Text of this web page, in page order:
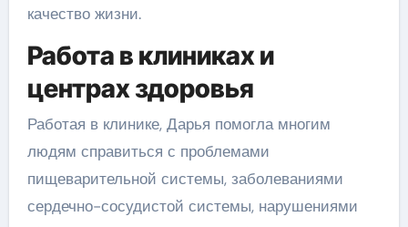
качество жизни.
Работа в клиниках и
центрах здоровья
Работая в клинике, Дарья помогла многим
людям справиться с проблемами
пищеварительной системы, заболеваниями
сердечно-сосудистой системы, нарушениями